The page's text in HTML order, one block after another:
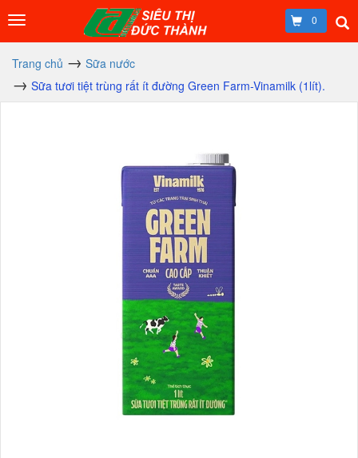
0
Trang chủ
Sữa nước
Sữa tươi tiệt trùng rất ít đường Green Farm-Vinamilk (1lít).